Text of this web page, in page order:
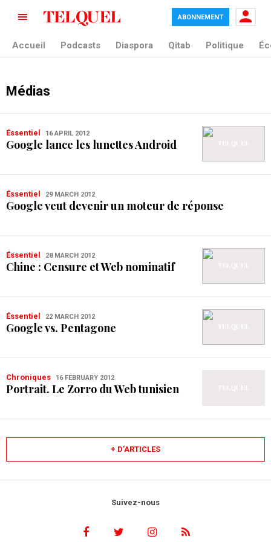
ABONNEMENT
Accueil Podcasts Diaspora Qitab Politique
Médias
Éssentiel 16 APRIL 2012
Google lance les lunettes Android
Éssentiel 29 MARCH 2012
Google veut devenir un moteur de réponse
Éssentiel 28 MARCH 2012
Chine : Censure et Web nominatif
Éssentiel 22 MARCH 2012
Google vs. Pentagone
Chroniques 16 FEBRUARY 2012
Portrait. Le Zorro du Web tunisien
+ D’ARTICLES
Suivez-nous